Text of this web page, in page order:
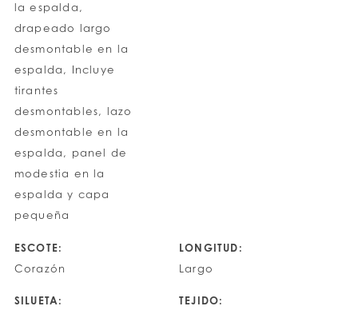
la espalda,
drapeado largo
desmontable en la
espalda, Incluye
tirantes
desmontables, lazo
desmontable en la
espalda, panel de
modestia en la
espalda y capa
pequeña
ESCOTE:
Corazón
LONGITUD:
Largo
SILUETA:
TEJIDO: